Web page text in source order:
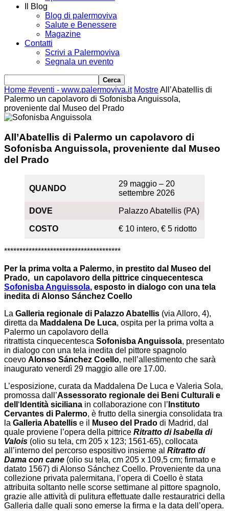
Il Blog
Blog di palermoviva
Salute e Benessere
Magazine
Contatti
Scrivi a Palermoviva
Segnala un evento
Home #eventi - www.palermoviva.it MostreAll’Abatellis di
Palermo un capolavoro di Sofonisba Anguissola,
proveniente dal Museo del Prado
All’Abatellis di Palermo un capolavoro di
Sofonisba Anguissola, proveniente dal Museo
del Prado
QUANDO
29 maggio – 20
settembre 2026
DOVE Palazzo Abatellis (PA)
COSTO € 10 intero, € 5 ridotto
**************************************
Per la prima volta a Palermo, in prestito dal Museo del
Prado, un capolavoro della pittrice cinquecentesca
Sofonisba Anguissola, esposto in dialogo con una tela
inedita di Alonso Sánchez Coello
La Galleria regionale di Palazzo Abatellis (via Alloro, 4),
diretta da Maddalena De Luca, ospita per la prima volta a
Palermo un capolavoro della
ritrattista cinquecentesca Sofonisba Anguissola, presentato
in dialogo con una tela inedita del pittore spagnolo
coevo Alonso Sánchez Coello, nell’allestimento che sarà
inaugurato venerdì 29 maggio alle ore 17.00.
L’esposizione, curata da Maddalena De Luca e Valeria Sola,
promossa dall’Assessorato regionale dei Beni Culturali e
dell ‘ Identità siciliana in collaborazione con l’ Instituto
Cervantes di Palermo, è frutto della sinergia consolidata tra
la Galleria Abatellis e il Museo del Prado di Madrid, dal
quale proviene l’opera della pittrice Ritratto di Isabella di
Valois (olio su tela, cm 205 x 123; 1561-65), collocata
all’interno del percorso espositivo insieme al Ritratto di
Dama con cane (olio su tela, cm 205 x 109,5 cm; firmato e
datato 1567) di Alonso Sánchez Coello. Proveniente da una
collezione privata palermitana, l’opera di Coello è stata
attribuita soltanto nelle scorse settimane al pittore spagnolo,
grazie alle attività di pulitura effettuate dalle restauratrici della
Galleria dalle quali sono emerse la firma e la data dell’opera.